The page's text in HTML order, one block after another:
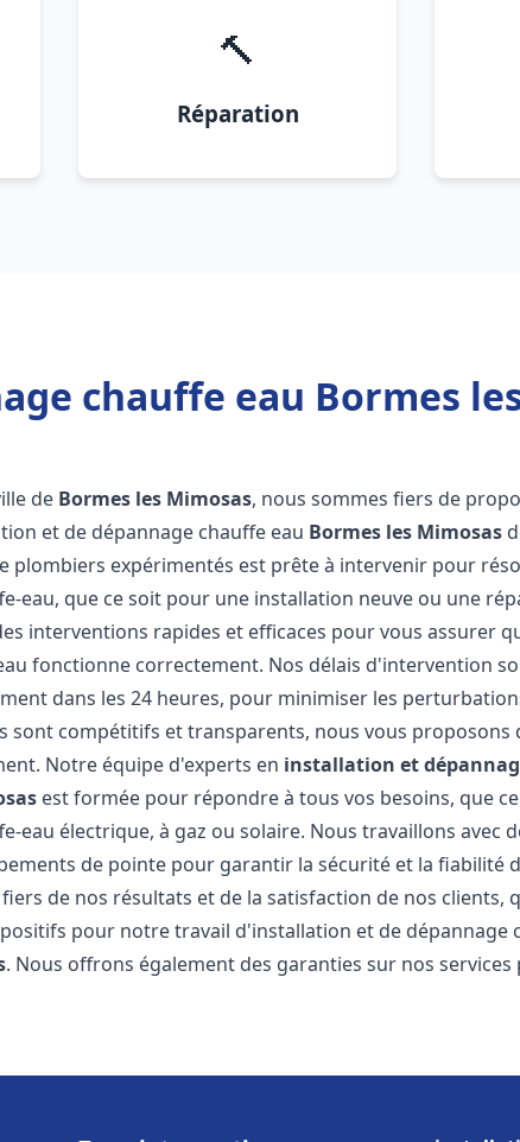
🔨
Réparation
chauffe eau Bormes
de Bormes les Mimosas, nous sommes fiers de
et de dépannage chauffe eau Bormes les Mimosas
plombiers expérimentés est prête à intervenir pour
eau, que ce soit pour une installation neuve ou une
interventions rapides et efficaces pour vous assurer
fonctionne correctement. Nos délais d'intervention
dans les 24 heures, pour minimiser les
sont compétitifs et transparents, nous vous proposons
Notre équipe d'experts en installation et
est formée pour répondre à tous vos besoins, que
eau électrique, à gaz ou solaire. Nous travaillons avec
de pointe pour garantir la sécurité et la fiabilité
de nos résultats et de la satisfaction de nos clients,
pour notre travail d'installation et de dépannage
. Nous offrons également des garanties sur nos services